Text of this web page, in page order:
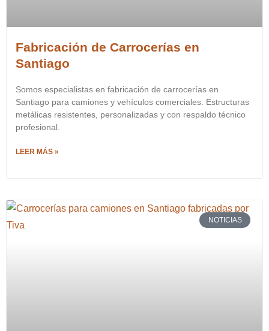
Fabricación de Carrocerías en
Santiago
Somos especialistas en fabricación de carrocerías en
Santiago para camiones y vehículos comerciales. Estructuras
metálicas resistentes, personalizadas y con respaldo técnico
profesional.
LEER MÁS »
NOTICIAS